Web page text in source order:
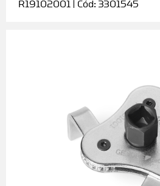
R19102001 | Cód: 3301545